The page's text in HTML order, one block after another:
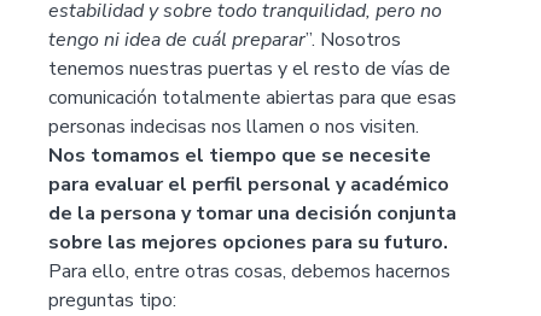
estabilidad y sobre todo tranquilidad, pero no
tengo ni idea de cuál preparar”. Nosotros
tenemos nuestras puertas y el resto de vías de
comunicación totalmente abiertas para que esas
personas indecisas nos llamen o nos visiten.
Nos tomamos el tiempo que se necesite
para evaluar el perfil personal y académico
de la persona y tomar una decisión conjunta
sobre las mejores opciones para su futuro.
Para ello, entre otras cosas, debemos hacernos
preguntas tipo: